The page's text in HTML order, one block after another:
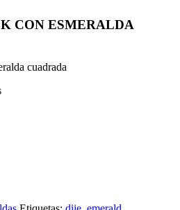
CON ESMERALDA
cuadrada